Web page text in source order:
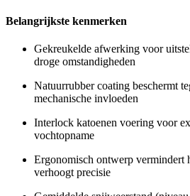
Belangrijkste kenmerken
Gekreukelde afwerking voor
droge omstandigheden
Natuurrubber coating beschermt
mechanische invloeden
Interlock katoenen voering voor
vochtopname
Ergonomisch ontwerp vermindert
verhoogt precisie